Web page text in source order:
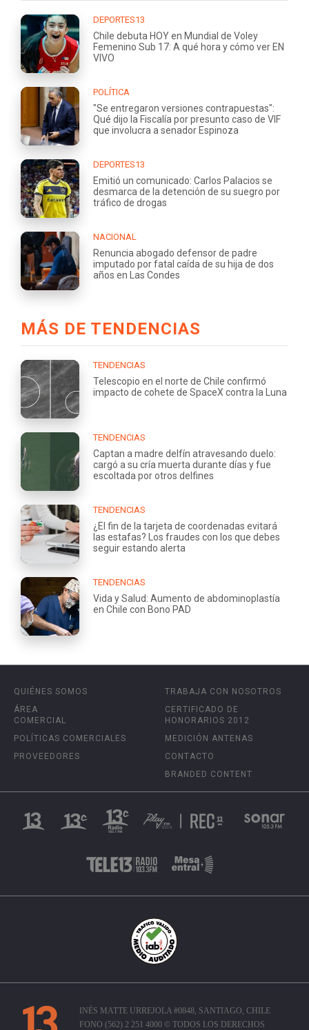
DEPORTES13
Chile debuta HOY en Mundial de Voley
Femenino Sub 17: A qué hora y cómo ver EN
VIVO
POLÍTICA
"Se entregaron versiones contrapuestas":
Qué dijo la Fiscalía por presunto caso de VIF
que involucra a senador Espinoza
DEPORTES13
Emitió un comunicado: Carlos Palacios se
desmarca de la detención de su suegro por
tráfico de drogas
NACIONAL
Renuncia abogado defensor de padre
imputado por fatal caída de su hija de dos
años en Las Condes
MÁS DE TENDENCIAS
TENDENCIAS
Telescopio en el norte de Chile confirmó
impacto de cohete de SpaceX contra la Luna
TENDENCIAS
Captan a madre delfín atravesando duelo:
cargó a su cría muerta durante días y fue
escoltada por otros delfines
TENDENCIAS
¿El fin de la tarjeta de coordenadas evitará
las estafas? Los fraudes con los que debes
seguir estando alerta
TENDENCIAS
Vida y Salud: Aumento de abdominoplastía
en Chile con Bono PAD
QUIÉNES SOMOS
ÁREA
COMERCIAL
POLÍTICAS COMERCIALES
PROVEEDORES
TRABAJA CON NOSOTROS
CERTIFICADO DE
HONORARIOS 2012
MEDICIÓN ANTENAS
CONTACTO
BRANDED CONTENT
INÉS MATTE URREJOLA #0848, SANTIAGO, CHILE
FONO (562) 2 251 4000 © TODOS LOS DERECHOS